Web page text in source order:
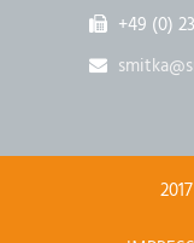
+49 (0)